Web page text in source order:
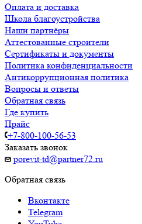
Оплата и доставка
Школа благоустройства
Наши партнёры
Аттестованные строители
Сертификаты и документы
Политика конфиденциальности
Антикоррупционная политика
Вопросы и ответы
Обратная связь
Где купить
Прайс
+7-800-100-56-53
Заказать звонок
porevit-td@partner72.ru
Обратная связь
Вконтакте
Telegram